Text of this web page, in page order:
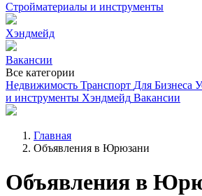
Стройматериалы и инструменты
Хэндмейд
Вакансии
Все категории
Недвижимость Транспорт Для Бизнеса
и инструменты Хэндмейд Вакансии
Главная
Объявления в Юрюзани
Объявления в